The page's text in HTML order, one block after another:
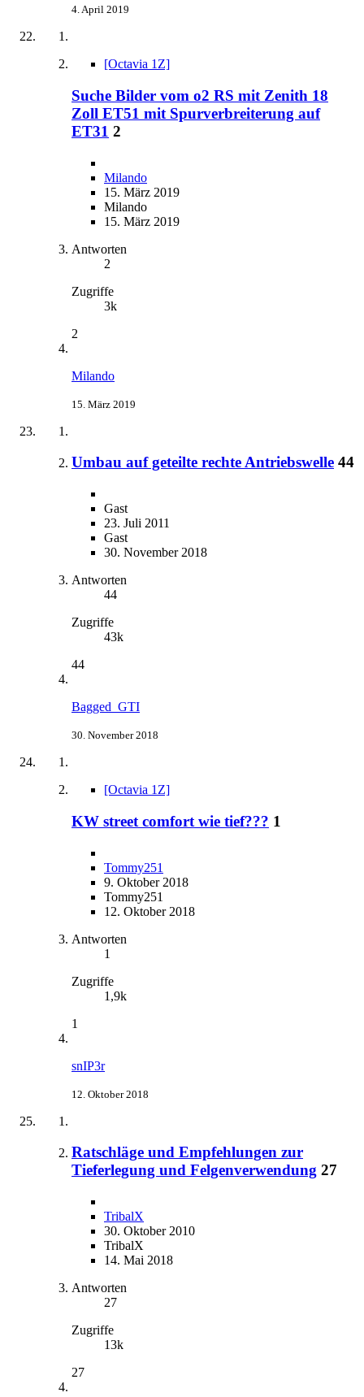
4. April 2019
[Octavia 1Z]
Suche Bilder vom o2 RS mit Zenith 18
Zoll ET51 mit Spurverbreiterung auf
ET31 2
Milando
15. März 2019
Milando
15. März 2019
Antworten
2
Zugriffe
3k
2
Milando
15. März 2019
Umbau auf geteilte rechte Antriebswelle 44
Gast
23. Juli 2011
Gast
30. November 2018
Antworten
44
Zugriffe
43k
44
Bagged_GTI
30. November 2018
[Octavia 1Z]
KW street comfort wie tief??? 1
Tommy251
9. Oktober 2018
Tommy251
12. Oktober 2018
Antworten
1
Zugriffe
1,9k
1
snIP3r
12. Oktober 2018
Ratschläge und Empfehlungen zur
Tieferlegung und Felgenverwendung 27
TribalX
30. Oktober 2010
TribalX
14. Mai 2018
Antworten
27
Zugriffe
13k
27